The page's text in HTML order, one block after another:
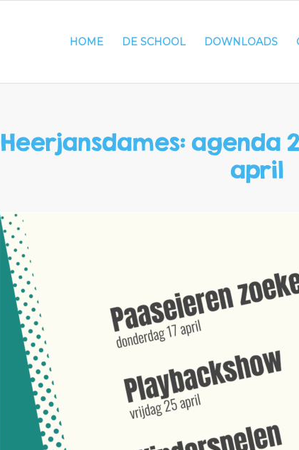
HOME DE SCHOOL DOWNLOADS
Heerjansdames: agenda
april